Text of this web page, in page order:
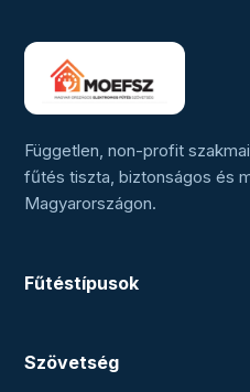
Független, non-profit
fűtés tiszta, biztonságos és
Magyarországon.
Fűtéstípusok
Szövetség